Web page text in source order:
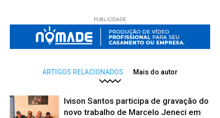
PUBLICIDADE
ARTIGOS RELACIONADOS Mais do autor
Ivison Santos participa de gravação do
novo trabalho de Marcelo Jeneci em